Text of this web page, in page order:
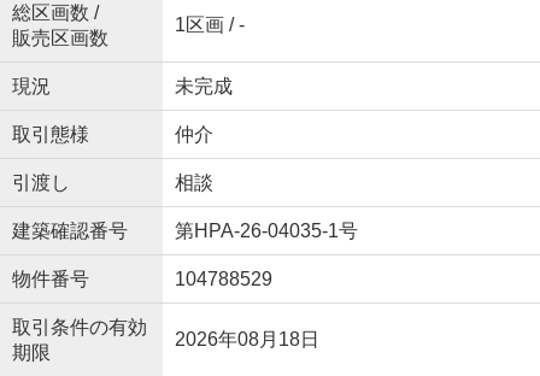
総区画数 /
販売区画数
1区画 / -
現況 未完成
取引態様 仲介
引渡し 相談
建築確認番号 第HPA-26-04035-1号
物件番号 104788529
取引条件の有効
期限
2026年08月18日